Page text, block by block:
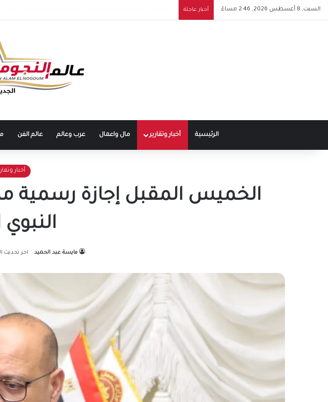
السبت, 8 أغسطس 2026, 2:46 مساءً أخبار عاجلة
الرئيسية أخبار وتقارير مال واعمال عرب وعالم عالم الفن
أخبار
الخميس المقبل إجازة رسمية
مايسة عبد الحميد اخر تحديث الإثنين, 1 سبتمبر